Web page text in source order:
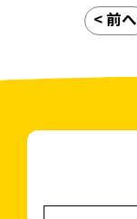
< 前へ